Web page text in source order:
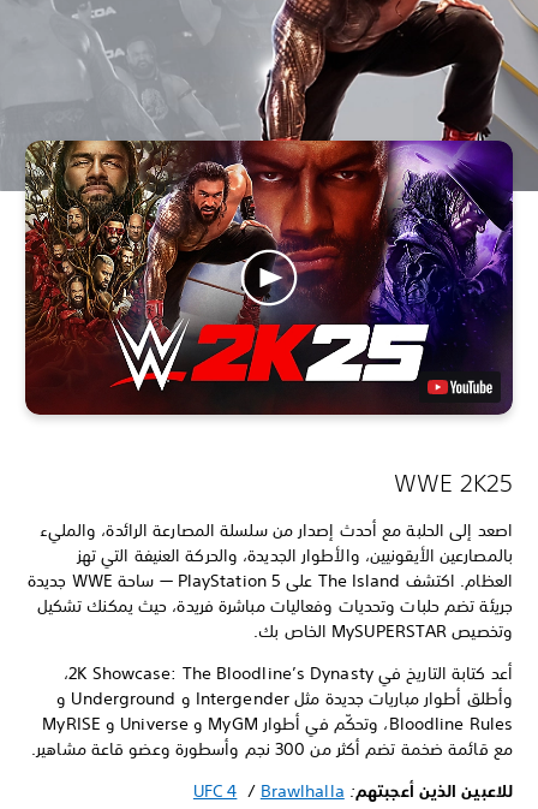
WWE 2K25
اصعد إلى الحلبة مع أحدث إصدار من سلسلة المصارعة الرائدة، والمليء
بالمصارعين الأيقونيين، والأطوار الجديدة، والحركة العنيفة التي تهز
العظام. اكتشف The Island على PlayStation 5 — ساحة WWE جديدة
جريئة تضم حلبات وتحديات وفعاليات مباشرة فريدة، حيث يمكنك تشكيل
وتخصيص MySUPERSTAR الخاص بك.
أعد كتابة التاريخ في 2K Showcase: The Bloodline’s Dynasty،
وأطلق أطوار مباريات جديدة مثل Intergender و Underground و
Bloodline Rules، وتحكّم في أطوار MyGM و Universe و MyRISE
مع قائمة ضخمة تضم أكثر من 300 نجم وأسطورة وعضو قاعة مشاهير.
للاعبين الذين أعجبتهم:
UFC 4/Brawlhalla